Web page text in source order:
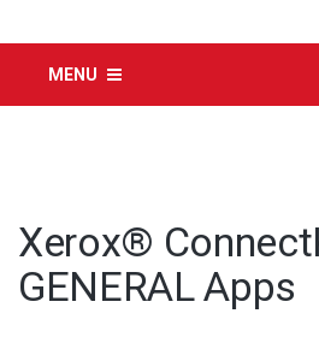
MENU
Xerox®
GENERAL Apps